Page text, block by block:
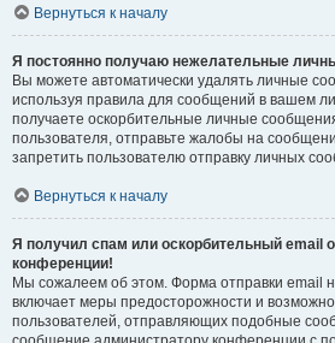
Вернуться к началу
Я постоянно получаю нежелательные
Вы можете автоматически удалять личные
используя правила для сообщений в вашем
получаете оскорбительные личные
пользователя, отправьте жалобы на
запретить пользователю отправку личных
Вернуться к началу
Я получил спам или оскорбительный email
конференции!
Мы сожалеем об этом. Форма отправки email
включает меры предосторожности и
пользователей, отправляющих подобные